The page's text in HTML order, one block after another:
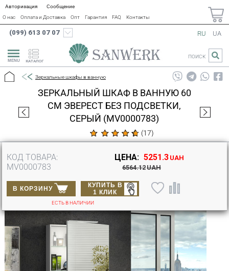
Авторизация
Сообщение
О нас
Оплата и Доставка Опт Гарантия FAQ Контакты
(099) 613 07 07
КАТАЛОГ
RU UA
ПОИСК
Зеркальные шкафы в ванную
ЗЕРКАЛЬНЫЙ ШКАФ В ВАННУЮ 60
СМ ЭВЕРЕСТ БЕЗ ПОДСВЕТКИ,
СЕРЫЙ (MV0000783)
(17)
КОД ТОВАРА:
MV0000783
ЦЕНА: 5251.3 UAH
6564.12UAH
В КОРЗИНУ
КУПИТЬ В
1 КЛИК
ЕСТЬ В НАЛИЧИИ